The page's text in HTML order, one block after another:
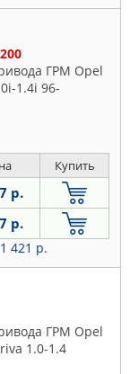
ГРМ Opel
1.4i 96-
Купить
р.
р.
421 р.
ГРМ Opel
1.0-1.4